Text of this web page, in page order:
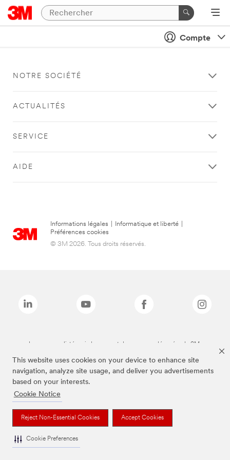
This website uses cookies on your device to enhance site
navigation, analyze site usage, and deliver you advertisements
based on your interests.
Cookie Notice
Reject Non-Essential Cookies Accept Cookies
Cookie Preferences
Compte
NOTRE SOCIÉTÉ
ACTUALITÉS
SERVICE
AIDE
Informations légales Informatique et liberté
Préférences cookies
© 3M 2026. Tous droits réservés.
Les marques listées ci-dessus sont des marques déposées de 3M.